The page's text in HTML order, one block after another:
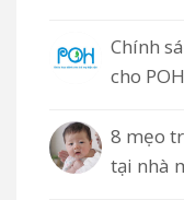
Chính
cho
8 mẹo
tại nhà